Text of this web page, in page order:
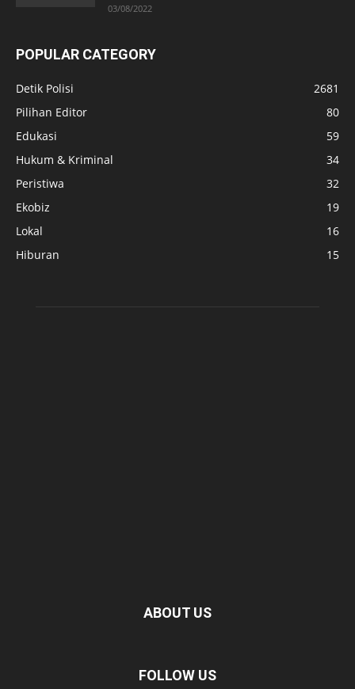
03/08/2022
POPULAR CATEGORY
Detik Polisi
2681
Pilihan Editor
80
Edukasi
59
Hukum & Kriminal
34
Peristiwa
32
Ekobiz
19
Lokal
16
Hiburan
15
ABOUT US
FOLLOW US